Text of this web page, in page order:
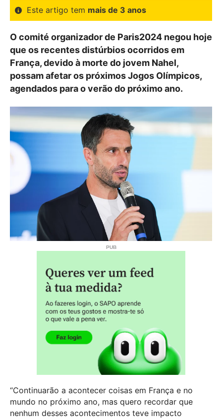
Este artigo tem mais de 3 anos
O comité organizador de Paris2024 negou hoje
que os recentes distúrbios ocorridos em
França, devido à morte do jovem Nahel,
possam afetar os próximos Jogos Olímpicos,
agendados para o verão do próximo ano.
“Continuarão a acontecer coisas em França e no
mundo no próximo ano, mas quero recordar que
nenhum desses acontecimentos teve impacto